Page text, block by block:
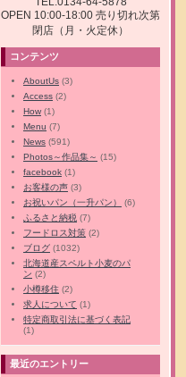
OPEN 10:00-18:00 売り切れ次第
閉店（月・火定休）
コンテンツ
AboutUs (3)
Access (2)
How (1)
Menu (7)
News (591)
Photos～作品集～ (15)
facebook (1)
お客様の声 (3)
お祝いパン（一升パン）
(6)
ふるさと納税 (7)
フードロス対策 (2)
ブログ (1032)
北海道産スペルト小麦のパ
ン (2)
小樽移住 (2)
求人について (1)
特定商取引法に基づく表記
(1)
最近のエントリー